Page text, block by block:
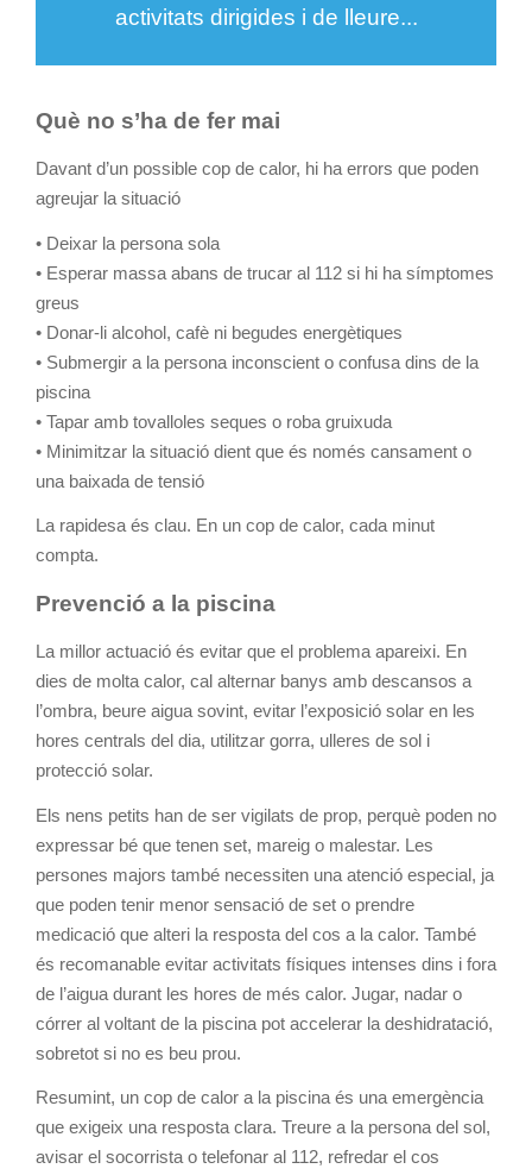
activitats dirigides i de lleure...
Què no s’ha de fer mai
Davant d’un possible cop de calor, hi ha errors que poden
agreujar la situació
• Deixar la persona sola
• Esperar massa abans de trucar al 112 si hi ha símptomes
greus
• Donar-li alcohol, cafè ni begudes energètiques
• Submergir a la persona inconscient o confusa dins de la
piscina
• Tapar amb tovalloles seques o roba gruixuda
• Minimitzar la situació dient que és només cansament o
una baixada de tensió
La rapidesa és clau. En un cop de calor, cada minut
compta.
Prevenció a la piscina
La millor actuació és evitar que el problema apareixi. En
dies de molta calor, cal alternar banys amb descansos a
l’ombra, beure aigua sovint, evitar l’exposició solar en les
hores centrals del dia, utilitzar gorra, ulleres de sol i
protecció solar.
Els nens petits han de ser vigilats de prop, perquè poden no
expressar bé que tenen set, mareig o malestar. Les
persones majors també necessiten una atenció especial, ja
que poden tenir menor sensació de set o prendre
medicació que alteri la resposta del cos a la calor. També
és recomanable evitar activitats físiques intenses dins i fora
de l’aigua durant les hores de més calor. Jugar, nadar o
córrer al voltant de la piscina pot accelerar la deshidratació,
sobretot si no es beu prou.
Resumint, un cop de calor a la piscina és una emergència
que exigeix una resposta clara. Treure a la persona del sol,
avisar el socorrista o telefonar al 112, refredar el cos